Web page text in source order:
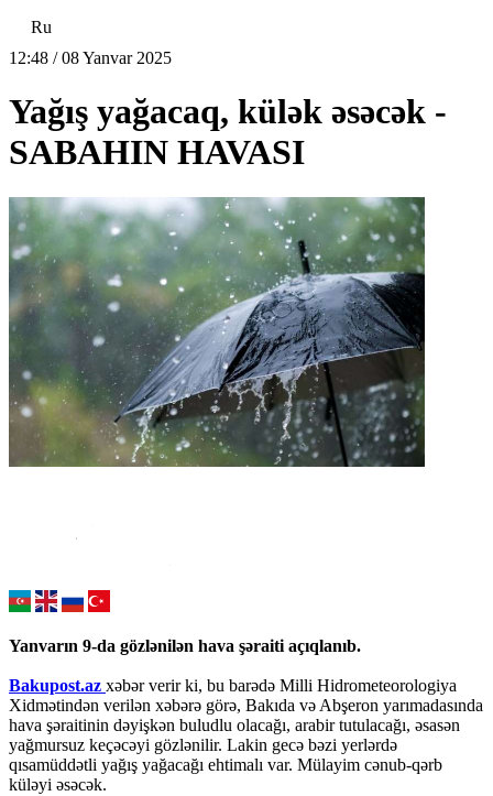
Ru
12:48 / 08 Yanvar 2025
Yağış yağacaq, külək əsəcək -
SABAHIN HAVASI
Yanvarın 9-da gözlənilən hava şəraiti açıqlanıb.
Bakupost.az xəbər verir ki, bu barədə Milli Hidrometeorologiya
Xidmətindən verilən xəbərə görə, Bakıda və Abşeron yarımadasında
hava şəraitinin dəyişkən buludlu olacağı, arabir tutulacağı, əsasən
yağmursuz keçəcəyi gözlənilir. Lakin gecə bəzi yerlərdə
qısamüddətli yağış yağacağı ehtimalı var. Mülayim cənub-qərb
küləyi əsəcək.